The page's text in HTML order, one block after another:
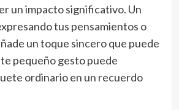
un impacto significativo. Un
tus pensamientos o
un toque sincero que puede
pequeño gesto puede
ordinario en un recuerdo